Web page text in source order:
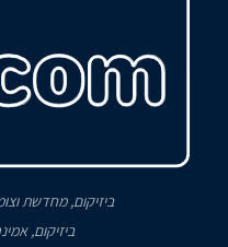
ביזיקום, מחדשת
ביזיקום,